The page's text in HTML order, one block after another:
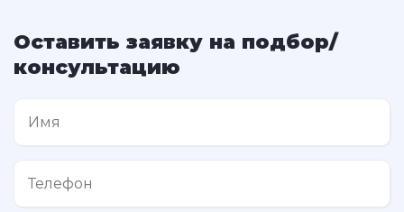
Оставить заявку на подбор/
консультацию